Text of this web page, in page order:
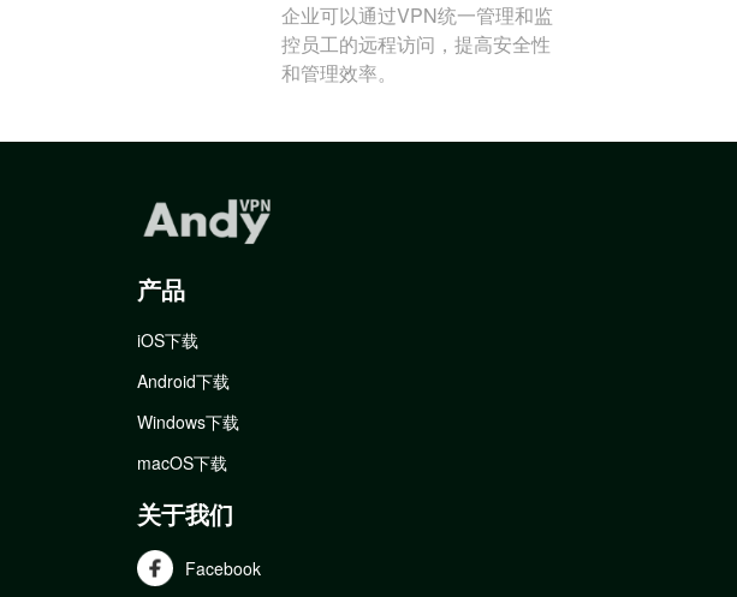
企业可以通过VPN统一管理和监
控员工的远程访问，提高安全性
和管理效率。
产品
iOS下载
Android下载
Windows下载
macOS下载
关于我们
Facebook